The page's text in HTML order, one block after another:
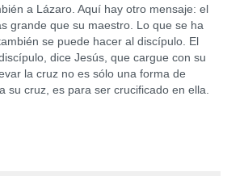
a Lázaro. Aquí hay otro mensaje: el
grande que su maestro. Lo que se ha
se puede hacer al discípulo. El
dice Jesús, que cargue con su
la cruz no es sólo una forma de
su cruz, es para ser crucificado en ella.